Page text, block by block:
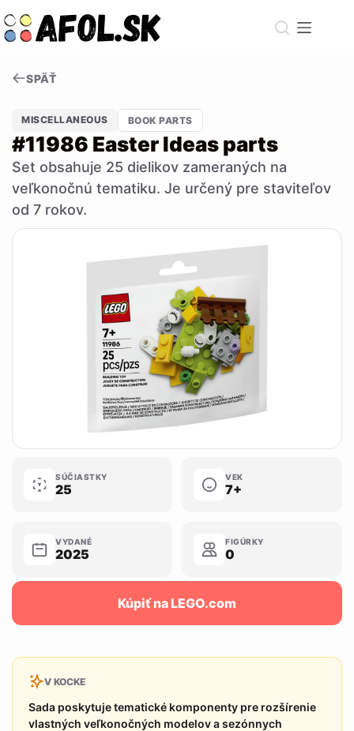
to
content
SPÄŤ
MISCELLANEOUS BOOK PARTS
#11986 Easter Ideas parts
Set obsahuje 25 dielikov zameraných na
veľkonočnú tematiku. Je určený pre staviteľov
od 7 rokov.
SÚČIASTKY
25
VEK
7+
VYDANÉ
2025
FIGÚRKY
0
Kúpiť na LEGO.com
V KOCKE
Sada poskytuje tematické komponenty pre rozšírenie
vlastných veľkonočných modelov a sezónnych